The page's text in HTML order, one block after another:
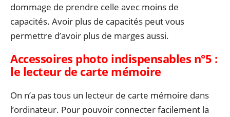
dommage de prendre celle avec moins de
capacités. Avoir plus de capacités peut vous
permettre d’avoir plus de marges aussi.
Accessoires photo indispensables n°5 :
le lecteur de carte mémoire
On n’a pas tous un lecteur de carte mémoire dans
l’ordinateur. Pour pouvoir connecter facilement la